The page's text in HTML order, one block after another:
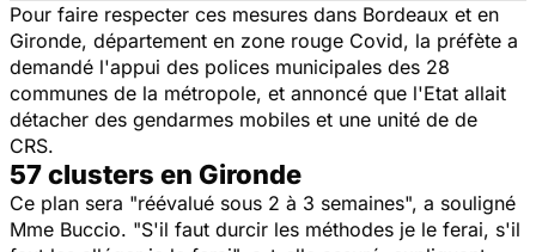
Pour faire respecter ces mesures dans Bordeaux et en
Gironde, département en zone rouge Covid, la préfète a
demandé l'appui des polices municipales des 28
communes de la métropole, et annoncé que l'Etat allait
détacher des gendarmes mobiles et une unité de de
CRS.
57 clusters en Gironde
Ce plan sera "réévalué sous 2 à 3 semaines", a souligné
Mme Buccio. "S'il faut durcir les méthodes je le ferai, s'il